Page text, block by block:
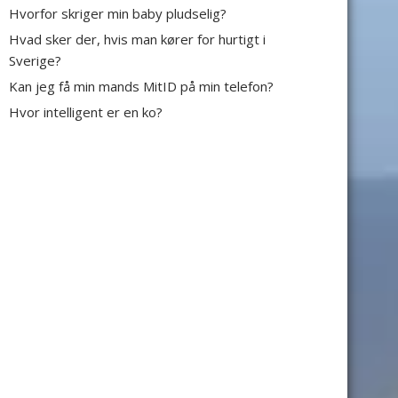
Hvorfor skriger min baby pludselig?
Hvad sker der, hvis man kører for hurtigt i
Sverige?
Kan jeg få min mands MitID på min telefon?
Hvor intelligent er en ko?